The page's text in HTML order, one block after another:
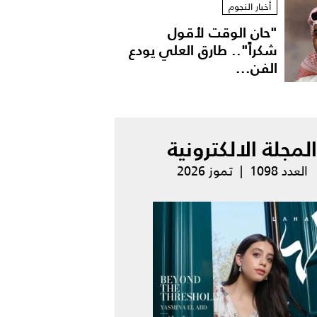
أخبار النجوم
"حان الوقت لأقول
شكراً".. طارق العلي يودع
الفن...
المجلة الالكترونية
العدد 1098 | تموز 2026